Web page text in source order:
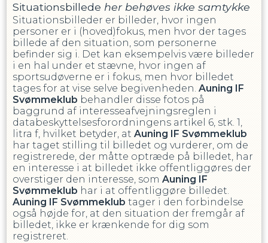
Situationsbillede her behøves ikke samtykke
Situationsbilleder er billeder, hvor ingen
personer er i (hoved)fokus, men hvor der tages
billede af den situation, som personerne
befinder sig i. Det kan eksempelvis være billeder
i en hal under et stævne, hvor ingen af
sportsudøverne er i fokus, men hvor billedet
tages for at vise selve begivenheden. Auning IF
Svømmeklub behandler disse fotos på
baggrund af interesseafvejningsreglen i
databeskyttelsesforordningens artikel 6, stk. 1,
litra f, hvilket betyder, at Auning IF Svømmeklub
har taget stilling til billedet og vurderer, om de
registrerede, der måtte optræde på billedet, har
en interesse i at billedet ikke offentliggøres der
overstiger den interesse, som Auning IF
Svømmeklub har i at offentliggøre billedet.
Auning IF Svømmeklub tager i den forbindelse
også højde for, at den situation der fremgår af
billedet, ikke er krænkende for dig som
registreret.